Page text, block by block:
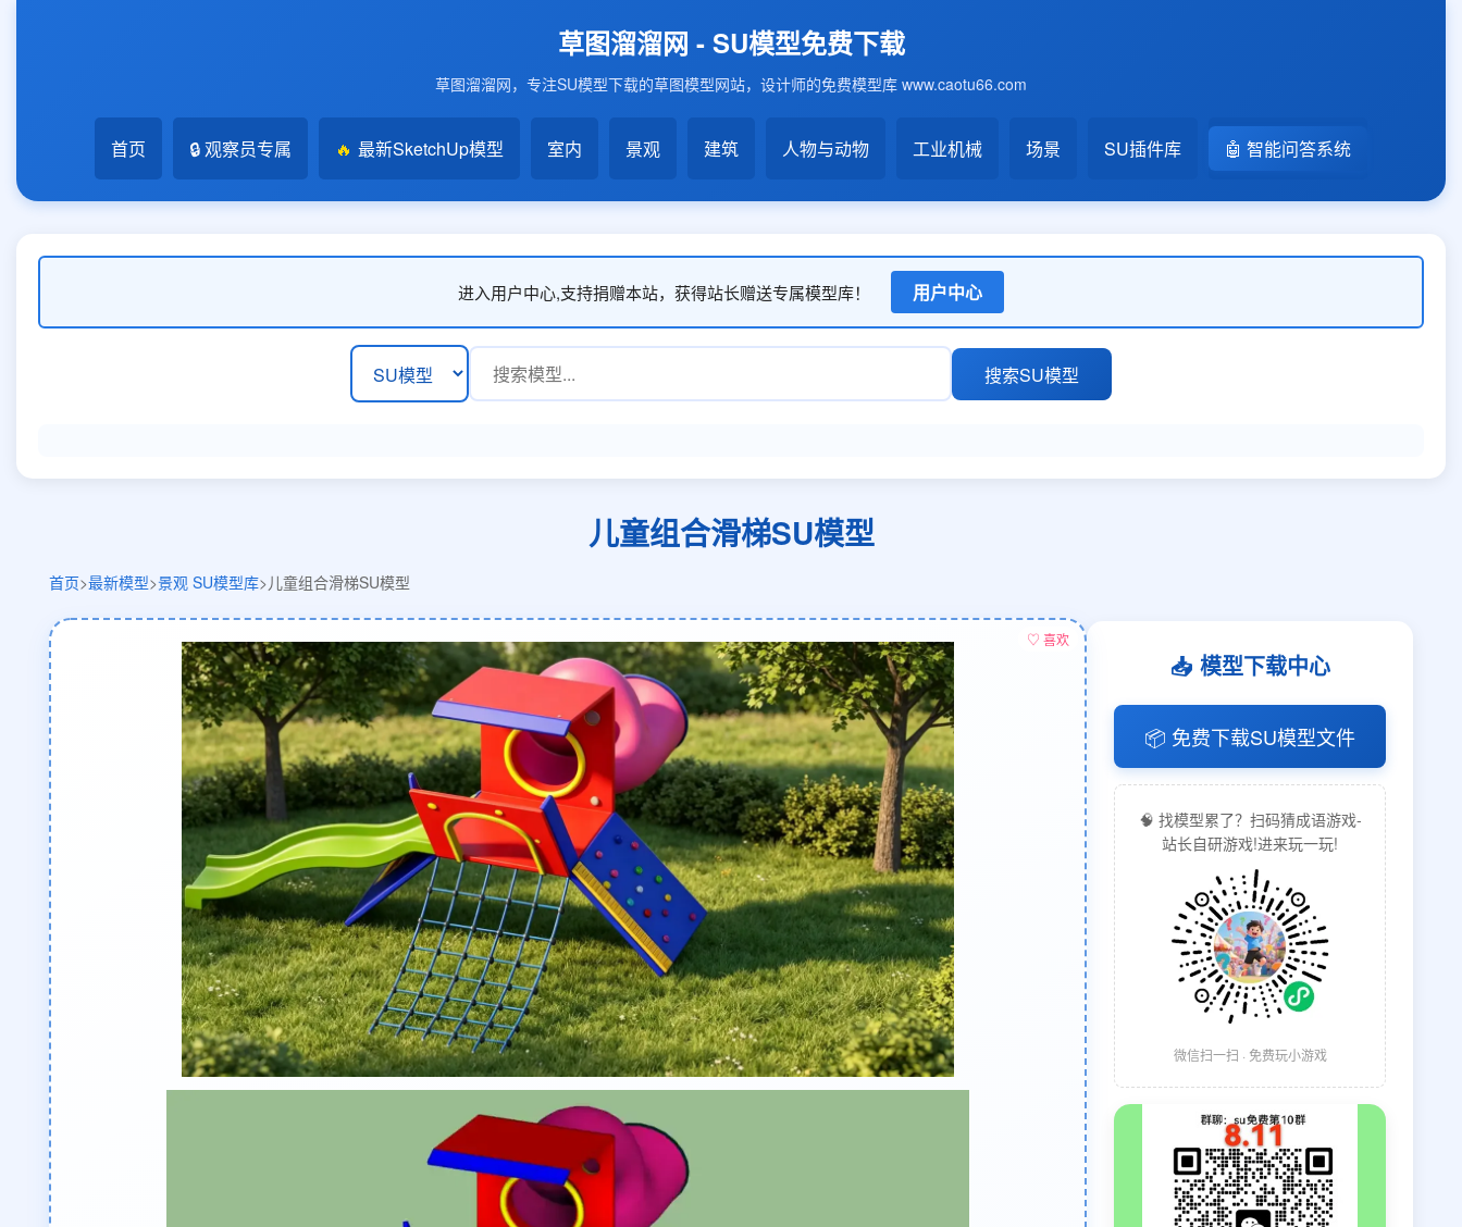
草图溜溜网 - SU模型免费下载
草图溜溜网，专注SU模型下载的草图模型网站，设计师的免费模型库 www.caotu66.com
首页 🔒 观察员专属 🔥 最新SketchUp模型 室内 景观 建筑 人物与动物 工业机械 场景 SU插件库 🤖 智能问答系统
进入用户中心,支持捐赠本站，获得站长赠送专属模型库！ 用户中心
搜索SU模型
儿童组合滑梯SU模型
首页>最新模型>景观 SU模型库>儿童组合滑梯SU模型
♡ 喜欢
📥 模型下载中心
📦 免费下载SU模型文件
🧠 找模型累了？扫码猜成语游戏-
站长自研游戏!进来玩一玩!
微信扫一扫 · 免费玩小游戏